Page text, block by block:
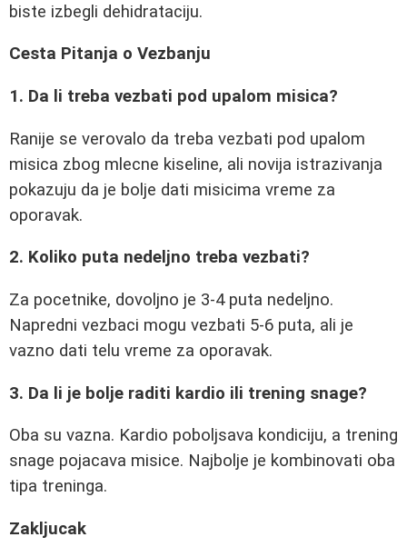
biste izbegli dehidrataciju.
Cesta Pitanja o Vezbanju
1. Da li treba vezbati pod upalom misica?
Ranije se verovalo da treba vezbati pod upalom
misica zbog mlecne kiseline, ali novija istrazivanja
pokazuju da je bolje dati misicima vreme za
oporavak.
2. Koliko puta nedeljno treba vezbati?
Za pocetnike, dovoljno je 3-4 puta nedeljno.
Napredni vezbaci mogu vezbati 5-6 puta, ali je
vazno dati telu vreme za oporavak.
3. Da li je bolje raditi kardio ili trening snage?
Oba su vazna. Kardio poboljsava kondiciju, a trening
snage pojacava misice. Najbolje je kombinovati oba
tipa treninga.
Zakljucak